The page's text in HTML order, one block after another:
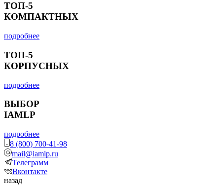
ТОП-5
КОМПАКТНЫХ
подробнее
ТОП-5
КОРПУСНЫХ
подробнее
ВЫБОР
IAMLP
подробнее
8 (800) 700-41-98
mail@iamlp.ru
Телеграмм
Вконтакте
назад